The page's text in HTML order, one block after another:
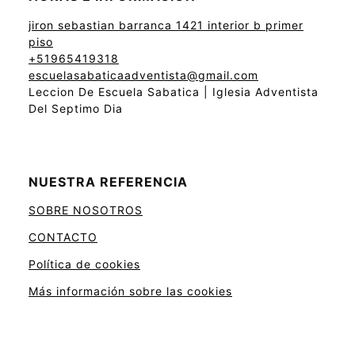
jiron sebastian barranca 1421 interior b primer
piso
+51965419318
escuelasabaticaadventista@gmail.com
Leccion De Escuela Sabatica | Iglesia Adventista
Del Septimo Dia
NUESTRA REFERENCIA
SOBRE NOSOTROS
CONTACTO
Política de cookies
Más información sobre las cookies